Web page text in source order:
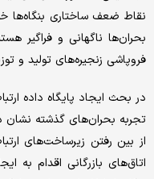
نقاط ضعف ساختاری بنگاه‌ها
بحران‌ها ناگهانی و فراگیر
فروپاشی زنجیره‌های تولید و
در بحث ایجاد پایگاه داده
تجربه بحران‌های گذشته نشان
از بین رفتن زیرساخت‌های
اتاق‌های بازرگانی اقدام به